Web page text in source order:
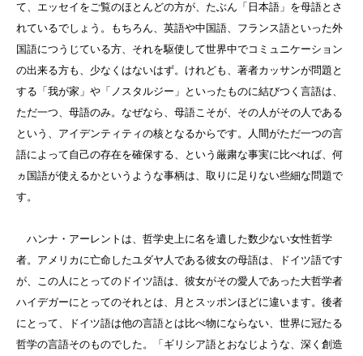
て、エッセイをご覧のほとんどの方が、たぶん「日本語」を母語とさ
れているでしょう。もちろん、英語や中国語、フランス語といった外
国語につうじている方、それを駆使して世界中でコミュニケーション
の出来る方も、少なくはないはず。けれども、著者カッサンが問題と
する「我が家」や「ノスタルジー」といったものに結びつく言語は、
ただ一つ、母語のみ。なぜなら、母語こそが、その人がその人である
という、アイデンティティの核となるからです。人間がただ一つの言
語によって自己の存在を確保する、という厳粛な事実に比べれば、何
ヵ国語が使えるかというような事柄は、取りに足りない些細な問題で
す。
ハンナ・アーレントは、哲学史上に名を遺した数少ない女性哲学
者。アメリカに亡命したユダヤ人である彼女の母語は、ドイツ語です
が、この人にとってのドイツ語は、彼女がその愛人であった大哲学者
ハイデガーにとってのそれとは、月とスッポンほどに違います。後者
にとって、ドイツ語は他の言語とは比べ物にならない、世界に冠たる
哲学の言語そのものでした。「ギリシア語とおなじような、深く創造